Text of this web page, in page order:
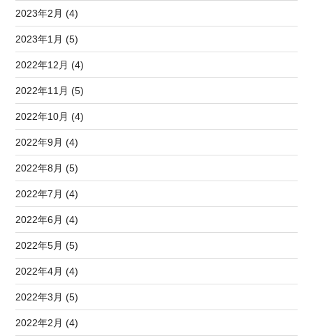
2023年2月 (4)
2023年1月 (5)
2022年12月 (4)
2022年11月 (5)
2022年10月 (4)
2022年9月 (4)
2022年8月 (5)
2022年7月 (4)
2022年6月 (4)
2022年5月 (5)
2022年4月 (4)
2022年3月 (5)
2022年2月 (4)